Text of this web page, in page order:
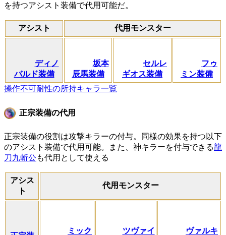
を持つアシスト装備で代用可能だ。
アシスト 代用モンスター
ディノ
バルド装備
坂本
辰馬装備
セルレ
ギオス装備
フゥ
ミン装備
操作不可耐性の所持キャラ一覧
正宗装備の代用
正宗装備の役割は攻撃キラーの付与。同様の効果を持つ以下
のアシスト装備で代用可能。また、神キラーを付与できる龍
刀九斬公も代用として使える
アシス
ト
代用モンスター
ミック
ツヴァイ
ヴァルキ